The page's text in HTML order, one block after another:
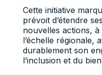
Cette initiative
prévoit d’étendre
nouvelles actions,
l’échelle régionale,
durablement son
l’inclusion et du